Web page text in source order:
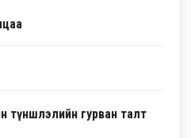
түншлэлийн гурван талт